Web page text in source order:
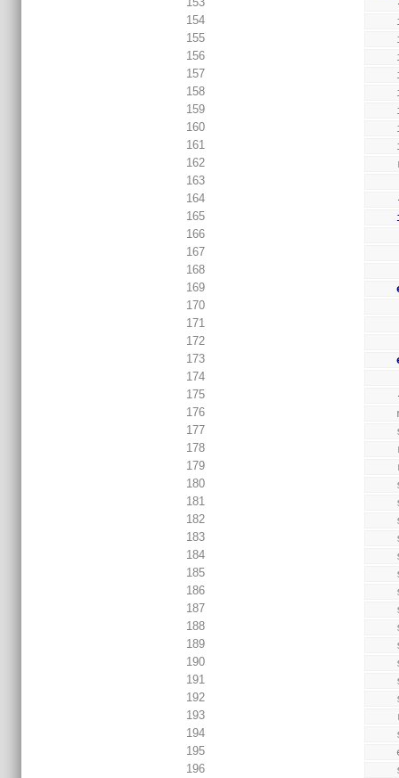
154
155
156
157
158
159
160
161
162
163
164
165
166
167
168
169
170
171
172
173
174
175
176
177
178
179
180
181
182
183
184
185
186
187
188
189
190
191
192
193
194
195
196